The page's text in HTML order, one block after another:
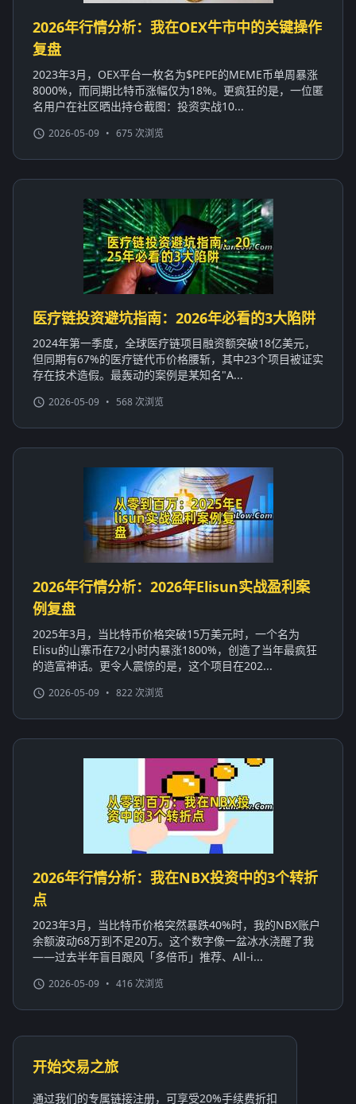
2026年行情分析：我在OEX牛市中的关键操作
复盘
2023年3月，OEX平台一枚名为$PEPE的MEME币单周暴涨
8000%，而同期比特币涨幅仅为18%。更疯狂的是，一位匿
名用户在社区晒出持仓截图：投资实战10...
2026-05-09 • 675 次浏览
医疗链投资避坑指南：2026年必看的3大陷阱
2024年第一季度，全球医疗链项目融资额突破18亿美元，
但同期有67%的医疗链代币价格腰斩，其中23个项目被证实
存在技术造假。最轰动的案例是某知名"A...
2026-05-09 • 568 次浏览
2026年行情分析：2026年Elisun实战盈利案
例复盘
2025年3月，当比特币价格突破15万美元时，一个名为
Elisu的山寨币在72小时内暴涨1800%，创造了当年最疯狂
的造富神话。更令人震惊的是，这个项目在202...
2026-05-09 • 822 次浏览
2026年行情分析：我在NBX投资中的3个转折
点
2023年3月，当比特币价格突然暴跌40%时，我的NBX账户
余额波动68万到不足20万。这个数字像一盆冰水浇醒了我
——过去半年盲目跟风「多倍币」推荐、All-i...
2026-05-09 • 416 次浏览
开始交易之旅
通过我们的专属链接注册，可享受20%手续费折扣